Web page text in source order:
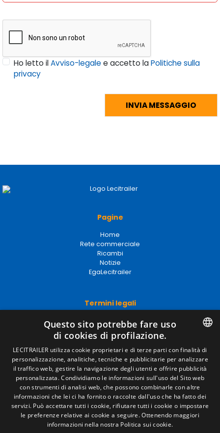
Ho letto ilAvviso-legalee accetto laPolitiche sulla
privacy
Pagine
Home
Rete commerciale
Ricambi
Notizie
EgaLecitrailer
Termini legali
Avviso legale
Politiche sulla privacy
Politica sui cookie
Condizioni generali di vendita
Gestire i cookie
Contatto
Camino de los Huertos, S/N. Apdo 100 .
50620 - Casetas (Zaragoza) Spagna
SPANISH
ENGLISH
ITALIAN
PORTUGUESE
Questo sito potrebbe fare uso
di cookies di profilazione.
LECITRAILER utilizza cookie proprietari e di terze parti con finalità di
personalizzazione, analitiche, tecniche e pubblicitarie per analizzare
il traffico web, gestire la navigazione degli utenti e offrire pubblicità
personalizzata. Condividiamo le informazioni sull'uso del Sito web
con strumenti di analisi web, che possono combinarle con altre
informazioni che lei ci ha fornito o raccolte dall'uso che ha fatto dei
servizi. Può accettare tutti i cookie, rifiutare tutti i cookie o impostare
le preferenze relative ai cookie a seguire. Ottenendo maggiori
informazioni nella nostra Politica sui cookie.